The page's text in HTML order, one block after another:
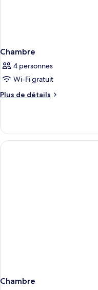
Chambre
4 personnes
Wi-Fi gratuit
Plus de détails
Plus
le
type
de
Chambre